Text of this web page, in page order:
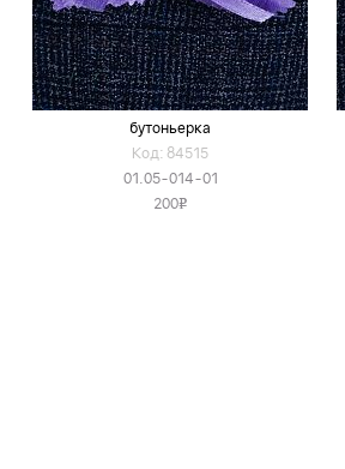
бутоньерка
Код: 84515
01.05-014-01
200v